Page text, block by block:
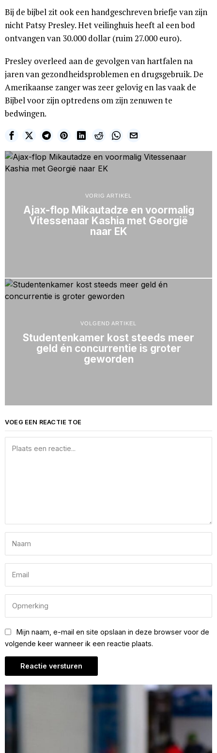
Bij de bijbel zit ook een handgeschreven briefje van zijn
nicht Patsy Presley. Het veilinghuis heeft al een bod
ontvangen van 30.000 dollar (ruim 27.000 euro).
Presley overleed aan de gevolgen van hartfalen na
jaren van gezondheidsproblemen en drugsgebruik. De
Amerikaanse zanger was zeer gelovig en las vaak de
Bijbel voor zijn optredens om zijn zenuwen te
bedwingen.
VORIG ARTIKEL
Ajax-flop Mikautadze en voormalig
Vitessenaar Kashia met Georgië
naar EK
VOLGEND ARTIKEL
Studentenkamer kost steeds meer
geld én concurrentie is groter
geworden
VOEG EEN REACTIE TOE
Mijn naam, e-mail en site opslaan in deze browser voor de
volgende keer wanneer ik een reactie plaats.